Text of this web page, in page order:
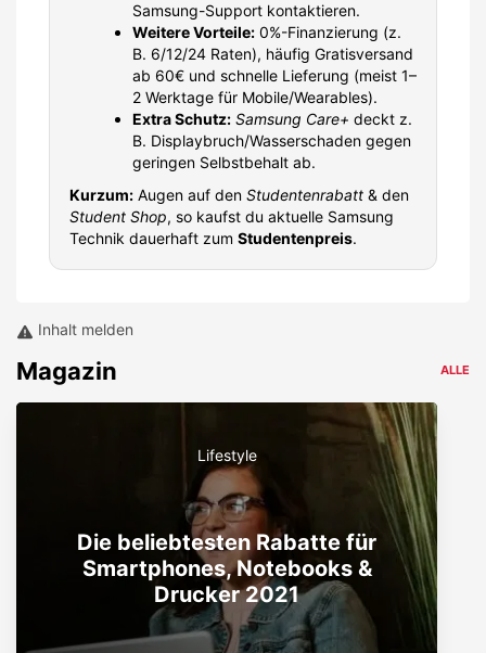
Samsung-Support kontaktieren.
Weitere Vorteile: 0%-Finanzierung (z.
B. 6/12/24 Raten), häufig Gratisversand
ab 60€ und schnelle Lieferung (meist 1–
2 Werktage für Mobile/Wearables).
Extra Schutz: Samsung Care+ deckt z.
B. Displaybruch/Wasserschaden gegen
geringen Selbstbehalt ab.
Kurzum: Augen auf den Studentenrabatt & den
Student Shop, so kaufst du aktuelle Samsung
Technik dauerhaft zum Studentenpreis.
Inhalt melden
Magazin ALLE
Lifestyle
Die beliebtesten Rabatte für
Smartphones, Notebooks &
Drucker 2021